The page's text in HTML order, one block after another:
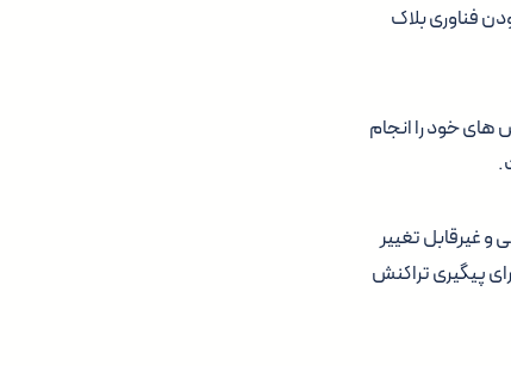
فناوری بلاک
های خود را انجام
غیرقابل تغییر
پیگیری تراکنش